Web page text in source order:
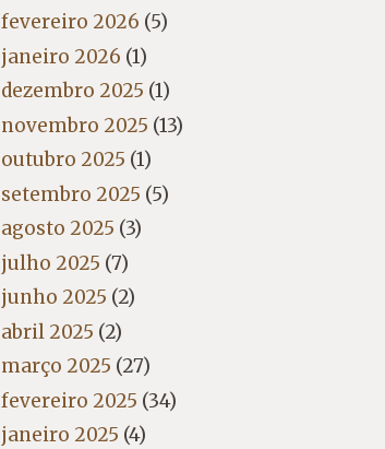
fevereiro 2026 (5)
janeiro 2026 (1)
dezembro 2025 (1)
novembro 2025 (13)
outubro 2025 (1)
setembro 2025 (5)
agosto 2025 (3)
julho 2025 (7)
junho 2025 (2)
abril 2025 (2)
março 2025 (27)
fevereiro 2025 (34)
janeiro 2025 (4)